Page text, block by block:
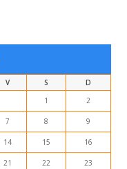
V S
D
1
2
7 8 9
14 15 16
21 22 23